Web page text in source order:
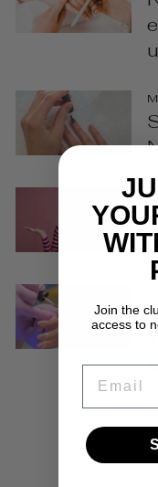
Join the
access to